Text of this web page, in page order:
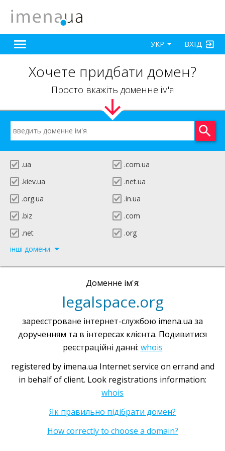
ВХІД
УКР
Хочете придбати домен?
Просто вкажіть доменне ім'я
.ua
.com.ua
.kiev.ua
.net.ua
.org.ua
.in.ua
.biz
.com
.net
.org
інші домени
Доменне ім'я:
legalspace.org
зареєстроване інтернет-службою imena.ua за
дорученням та в інтересах клієнта. Подивитися
реєстраційні данні: whois
registered by imena.ua Internet service on errand and
in behalf of client. Look registrations information:
whois
Як правильно підібрати домен?
How correctly to choose a domain?